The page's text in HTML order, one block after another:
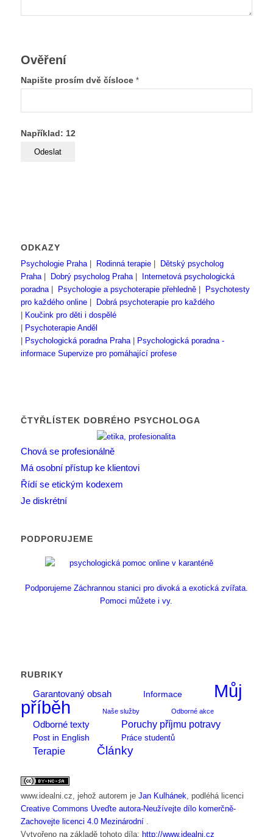
Ověření
Napište prosím dvě čísloce *
Například: 12
ODKAZY
Psychologie Praha| Rodinná terapie|
Dětský psycholog
Praha| Dobrý psycholog Praha|
Internetová psychologická
poradna| Psychologie a psychoterapie přehledně|
Psychotesty
pro každého online|
Dobrá psychoterapie pro každého
Koučink pro děti i dospělé
Psychoterapie Anděl
Psychologická poradna Praha|
Psychologická poradna -
informace Supervize pro pomáhající profese
ČTYŘLÍSTEK DOBRÉHO PSYCHOLOGA
Chová se profesionálně
Má osobní přístup ke klientovi
Řídí se etickým kodexem
Je diskrétní
PODPORUJEME
Podporujeme Záchrannou stanici pro divoká a exotická zvířata.
Pomoci můžete i vy.
RUBRIKY
Garantovaný obsah
Informace
Můj
příběh
Naše služby Odborné akce
Odborné texty Poruchy příjmu potravy
Post in English Práce studentů
Terapie Články
www.idealni.cz, jehož autorem je Jan Kulhánek, podléhá licenci
Creative Commons Uveďte autora-Neužívejte dílo komerčně-
Zachovejte licenci 4.0 Mezinárodní .
Vytvořeno na základě tohoto díla: http://www.idealni.cz